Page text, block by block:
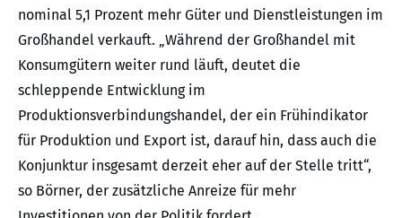
nominal 5,1 Prozent mehr Güter und Dienstleistungen im
Großhandel verkauft. „Während der Großhandel mit
Konsumgütern weiter rund läuft, deutet die
schleppende Entwicklung im
Produktionsverbindungshandel, der ein Frühindikator
für Produktion und Export ist, darauf hin, dass auch die
Konjunktur insgesamt derzeit eher auf der Stelle tritt“,
so Börner, der zusätzliche Anreize für mehr